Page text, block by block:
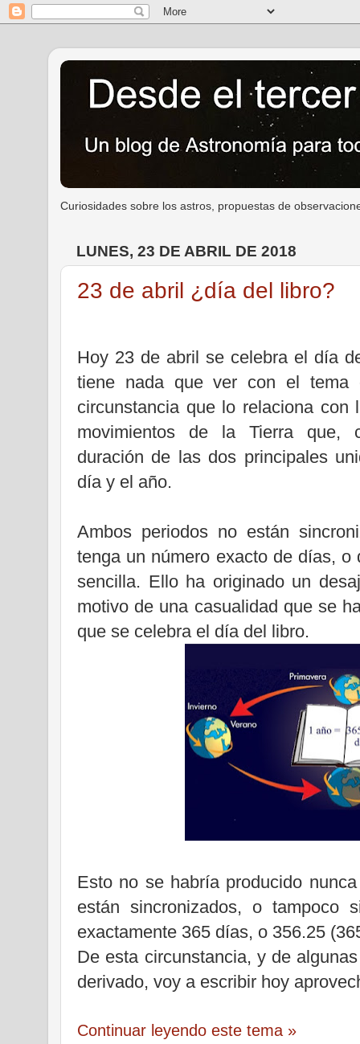
Curiosidades sobre los astros, propuestas de
LUNES, 23 DE ABRIL DE 2018
23 de abril ¿día del libro?
Hoy 23 de abril se celebra el día
tiene nada que ver con el tema
circunstancia que lo relaciona
movimientos de la Tierra que,
duración de las dos principales
día y el año.
Ambos periodos no están
tenga un número exacto de días,
sencilla. Ello ha originado un
motivo de una casualidad que se
que se celebra el día del libro.
Esto no se habría producido
están sincronizados, o tampoco
exactamente 365 días, o 356.25
De esta circunstancia, y de
derivado, voy a escribir hoy
Continuar leyendo este tema »